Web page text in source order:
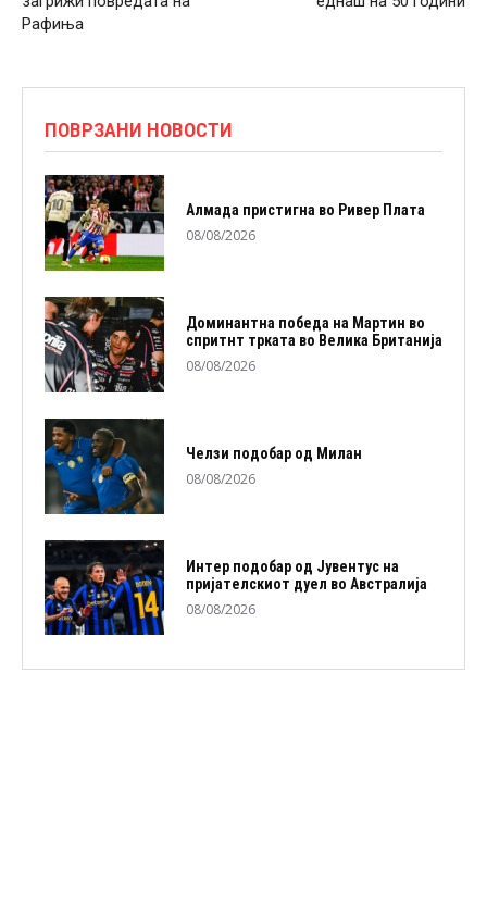
Рафиња
ПОВРЗАНИ НОВОСТИ
Алмада пристигна во Ривер Плата
08/08/2026
Доминантна победа на Мартин во
спритнт трката во Велика Британија
08/08/2026
Челзи подобaр од Милан
08/08/2026
Интер подобар од Јувентус на
пријателскиот дуел во Австралија
08/08/2026